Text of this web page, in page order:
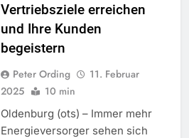
Vertriebsziele erreichen
und Ihre Kunden
begeistern
Peter Ording
11. Februar
2025
10 min
Oldenburg (ots) – Immer mehr
Energieversorger sehen sich